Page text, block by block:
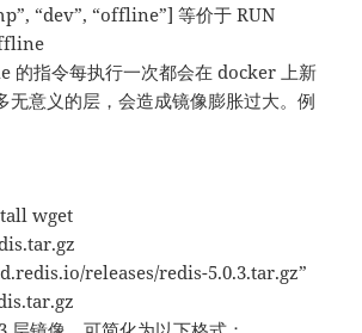
“dev”, “offline”] 等价于 RUN
的指令每执行一次都会在 docker 上新
无意义的层，会造成镜像膨胀过大。例
wget
releases/redis-5.0.3.tar.gz”